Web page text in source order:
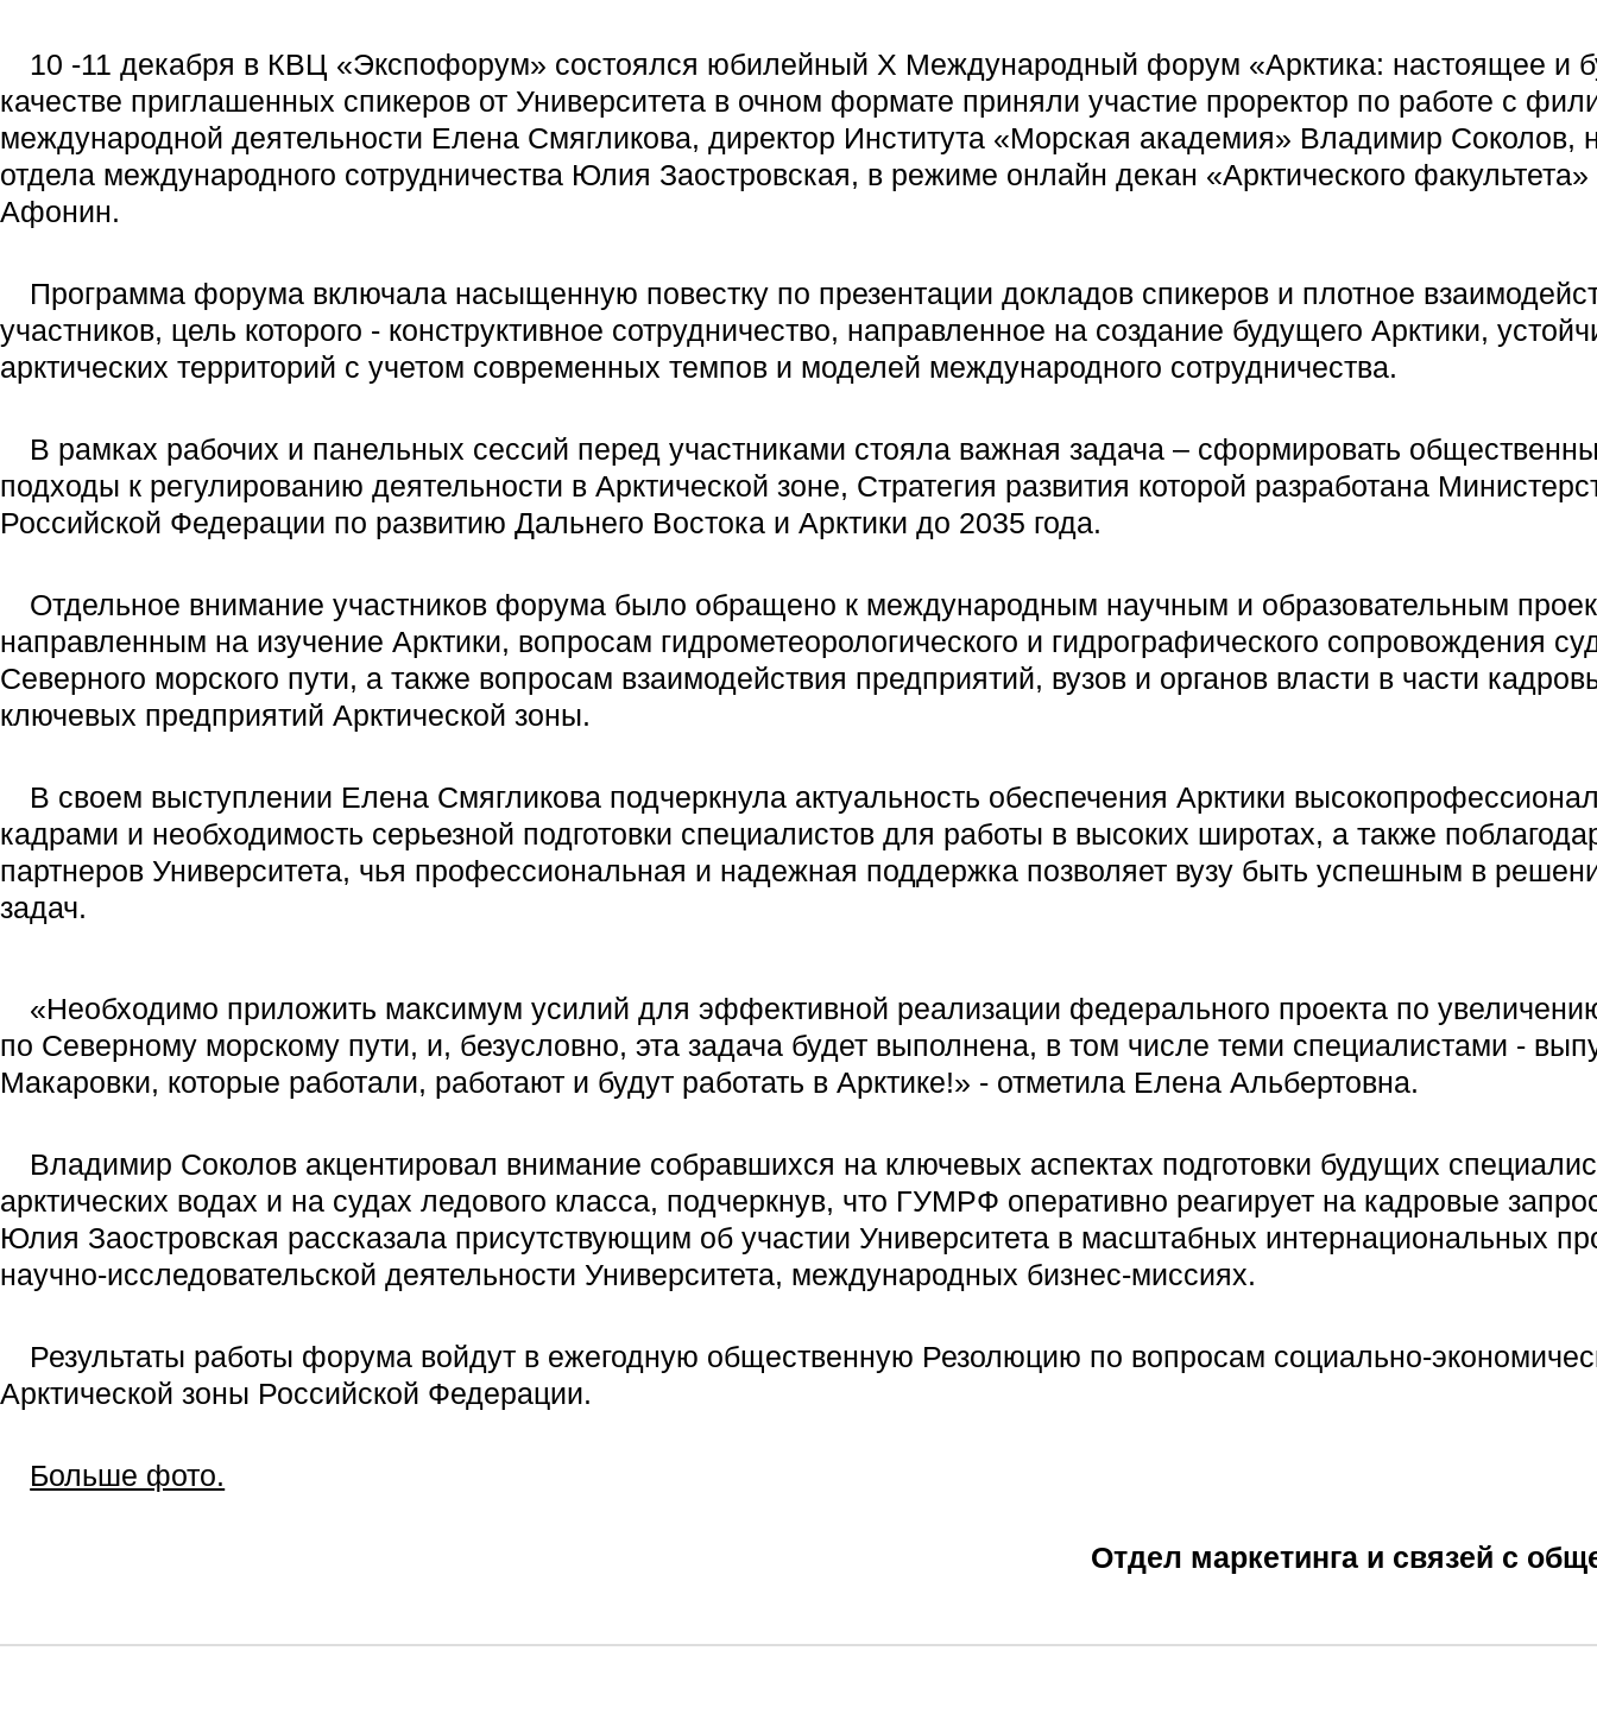
10 -11 декабря в КВЦ «Экспофорум» состоялся юбилейный X Международный форум «Арктика: настоящее и
качестве приглашенных спикеров от Университета в очном формате приняли участие проректор по работе с
международной деятельности Елена Смягликова, директор Института «Морская академия» Владимир Соколов,
отдела международного сотрудничества Юлия Заостровская, в режиме онлайн декан «Арктического
Афонин.
Программа форума включала насыщенную повестку по презентации докладов спикеров и плотное
участников, цель которого - конструктивное сотрудничество, направленное на создание будущего Арктики,
арктических территорий с учетом современных темпов и моделей международного сотрудничества.
В рамках рабочих и панельных сессий перед участниками стояла важная задача – сформировать
подходы к регулированию деятельности в Арктической зоне, Стратегия развития которой разработана
Российской Федерации по развитию Дальнего Востока и Арктики до 2035 года.
Отдельное внимание участников форума было обращено к международным научным и образовательным
направленным на изучение Арктики, вопросам гидрометеорологического и гидрографического сопровождения
Северного морского пути, а также вопросам взаимодействия предприятий, вузов и органов власти в части
ключевых предприятий Арктической зоны.
В своем выступлении Елена Смягликова подчеркнула актуальность обеспечения Арктики
кадрами и необходимость серьезной подготовки специалистов для работы в высоких широтах, а также
партнеров Университета, чья профессиональная и надежная поддержка позволяет вузу быть успешным в
задач.
«Необходимо приложить максимум усилий для эффективной реализации федерального проекта по
по Северному морскому пути, и, безусловно, эта задача будет выполнена, в том числе теми специалистами -
Макаровки, которые работали, работают и будут работать в Арктике!» - отметила Елена Альбертовна.
Владимир Соколов акцентировал внимание собравшихся на ключевых аспектах подготовки будущих
арктических водах и на судах ледового класса, подчеркнув, что ГУМРФ оперативно реагирует на кадровые
Юлия Заостровская рассказала присутствующим об участии Университета в масштабных интернациональных
научно-исследовательской деятельности Университета, международных бизнес-миссиях.
Результаты работы форума войдут в ежегодную общественную Резолюцию по вопросам социально-
Арктической зоны Российской Федерации.
Больше фото.
Отдел маркетинга и связей с